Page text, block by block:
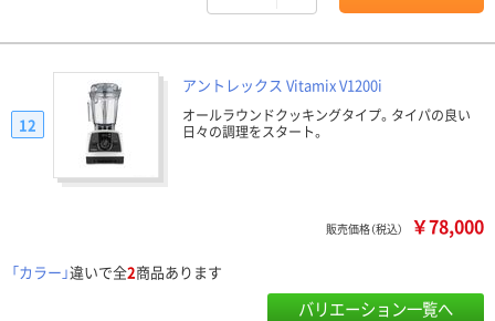
アントレックス Vitamix V1200i
オールラウンドクッキングタイプ。タイパの良い
日々の調理をスタート。
12
販売価格（税込） ￥78,000
「カラー」違いで全2商品あります
バリエーション一覧へ